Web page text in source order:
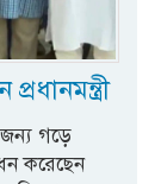
জন্য গড়ে
করেছেন